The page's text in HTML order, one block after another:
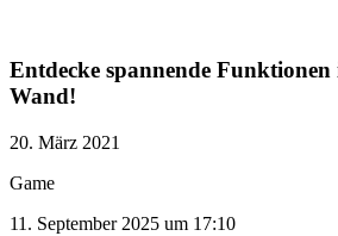
Entdecke spannende Funktionen
Wand!
20. März 2021
Game
11. September 2025 um 17:10